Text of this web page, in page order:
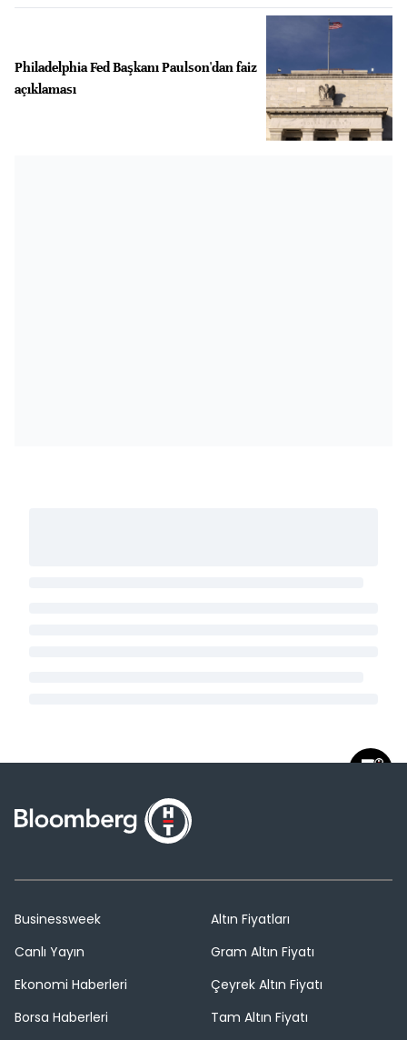
Philadelphia Fed Başkanı Paulson'dan faiz
açıklaması
Businessweek
Canlı Yayın
Ekonomi Haberleri
Borsa Haberleri
Altın Fiyatları
Gram Altın Fiyatı
Çeyrek Altın Fiyatı
Tam Altın Fiyatı